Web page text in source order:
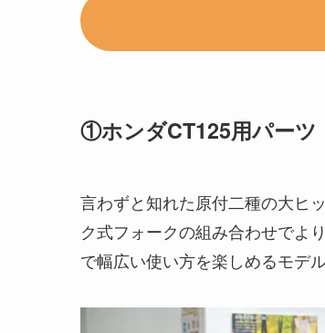
①ホンダCT125用パーツ
言わずと知れた原付二種の大ヒ
ク式フォークの組み合わせでよ
で幅広い使い方を楽しめるモデル